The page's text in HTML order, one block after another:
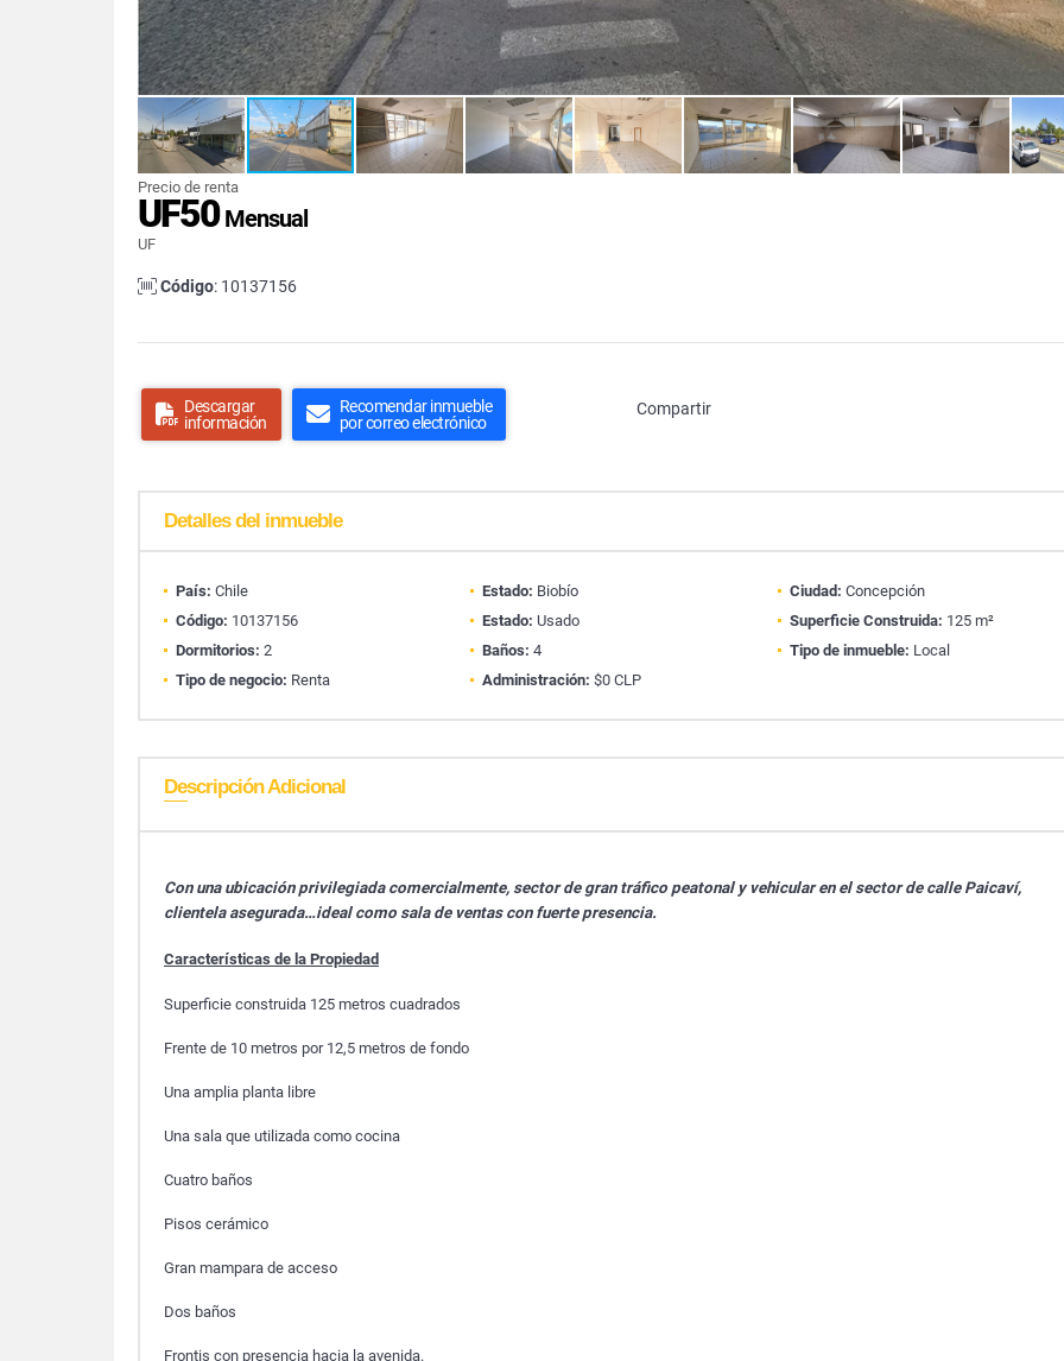
Precio de renta
UF50Mensual
UF
Código: 10137156
Descargar
información
Recomendar inmueble
por correo electrónico
Compartir
Detalles del inmueble
País: Chile Estado: Biobío Ciudad: Concepción
Código: 10137156 Estado: Usado Superficie Construida: 125 m²
Dormitorios: 2 Baños: 4 Tipo de inmueble: Local
Tipo de negocio: Renta Administración: $0 CLP
Descripción Adicional
Con una ubicación privilegiada comercialmente, sector de gran tráfico peatonal y vehicular en el sector de calle Paicaví,
clientela asegurada…ideal como sala de ventas con fuerte presencia.
Características de la Propiedad
Superficie construida 125 metros cuadrados
Frente de 10 metros por 12,5 metros de fondo
Una amplia planta libre
Una sala que utilizada como cocina
Cuatro baños
Pisos cerámico
Gran mampara de acceso
Dos baños
Frontis con presencia hacia la avenida.